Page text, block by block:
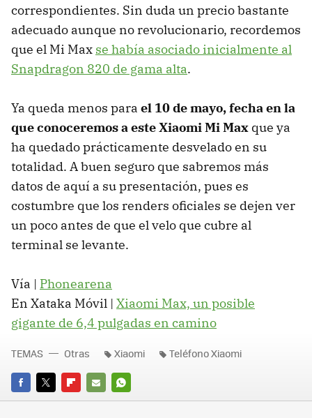
correspondientes. Sin duda un precio bastante
adecuado aunque no revolucionario, recordemos
que el Mi Max se había asociado inicialmente al
Snapdragon 820 de gama alta.
Ya queda menos para el 10 de mayo, fecha en la
que conoceremos a este Xiaomi Mi Max que ya
ha quedado prácticamente desvelado en su
totalidad. A buen seguro que sabremos más
datos de aquí a su presentación, pues es
costumbre que los renders oficiales se dejen ver
un poco antes de que el velo que cubre al
terminal se levante.
Vía | Phonearena
En Xataka Móvil | Xiaomi Max, un posible
gigante de 6,4 pulgadas en camino
FACEBOOK
TWITTERFLIPBOARD
E-
WHATSAPP
TEMAS Otras Xiaomi Teléfono Xiaomi